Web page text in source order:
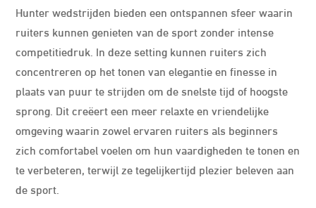
Hunter wedstrijden bieden een ontspannen sfeer waarin
ruiters kunnen genieten van de sport zonder intense
competitiedruk. In deze setting kunnen ruiters zich
concentreren op het tonen van elegantie en finesse in
plaats van puur te strijden om de snelste tijd of hoogste
sprong. Dit creëert een meer relaxte en vriendelijke
omgeving waarin zowel ervaren ruiters als beginners
zich comfortabel voelen om hun vaardigheden te tonen en
te verbeteren, terwijl ze tegelijkertijd plezier beleven aan
de sport.